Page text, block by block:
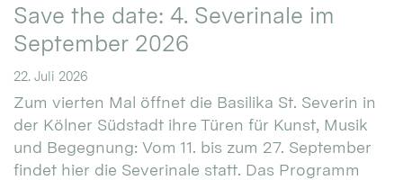
Save the date: 4. Severinale im
September 2026
22. Juli 2026
Zum vierten Mal öffnet die Basilika St. Severin in
der Kölner Südstadt ihre Türen für Kunst, Musik
und Begegnung: Vom 11. bis zum 27. September
findet hier die Severinale statt. Das Programm